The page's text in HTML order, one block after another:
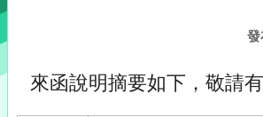
發
來函說明摘要如下，敬請